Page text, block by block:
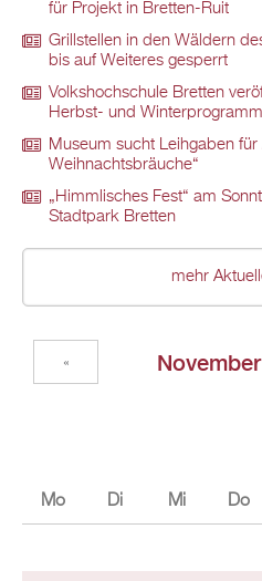
für Projekt in Bretten-Ruit
Grillstellen in den Wäldern
bis auf Weiteres gesperrt
Volkshochschule Bretten
Herbst- und Winterprogramm
Museum sucht Leihgaben für
Weihnachtsbräuche“
„Himmlisches Fest“ am
Stadtpark Bretten
mehr
«
Mo Di Mi Do